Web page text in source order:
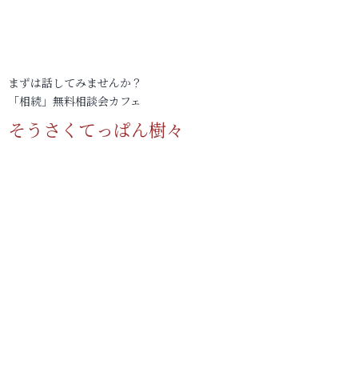
まずは話してみませんか？
「相続」無料相談会カフェ
そうさくてっぱん樹々